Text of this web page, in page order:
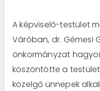
A képviselő-testület
Váróban, dr. Gémesi
önkormányzat
köszöntötte a
közelgő ünnepek